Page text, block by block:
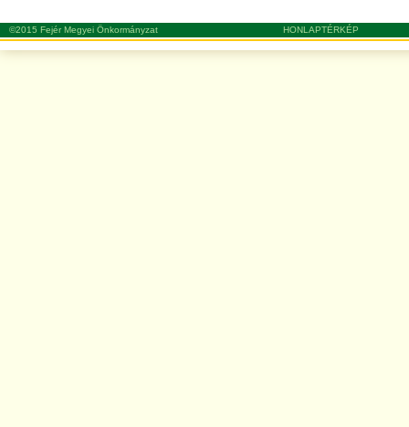
©2015 Fejér Megyei Önkormányzat HONLAPTÉRKÉP